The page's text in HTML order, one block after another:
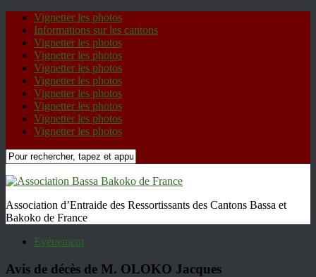
Vignetter les photos
Informations sur les cantons
Vignetter les photos
Vignetter les photos
Vignetter les photos
Vignetter les photos
Vignetter les photos
Vignetter les photos
Vignetter les photos
Vignetter les photos
Association d’Entraide des Ressortissants des Cantons Bassa et
Bakoko de France
Evénement
Avis de décès de M. OLOKO Jacques